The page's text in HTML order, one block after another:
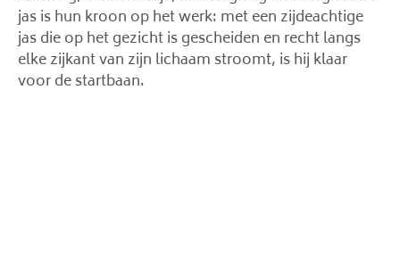
jas is hun kroon op het werk: met een zijdeachtige
jas die op het gezicht is gescheiden en recht langs
elke zijkant van zijn lichaam stroomt, is hij klaar
voor de startbaan.